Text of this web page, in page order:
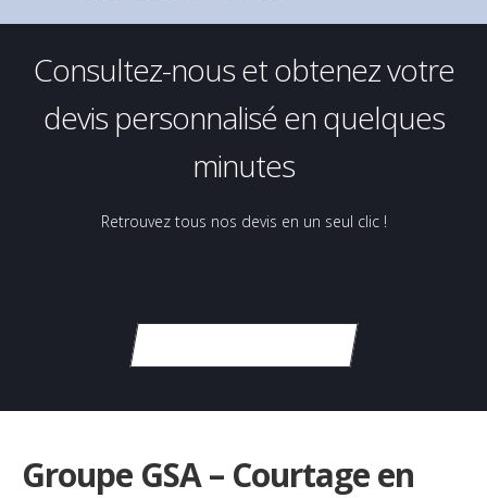
Consultez-nous et obtenez votre
devis personnalisé en quelques
minutes
Retrouvez tous nos devis en un seul clic !
Groupe GSA – Courtage en